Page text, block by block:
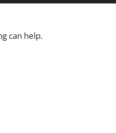
can help.